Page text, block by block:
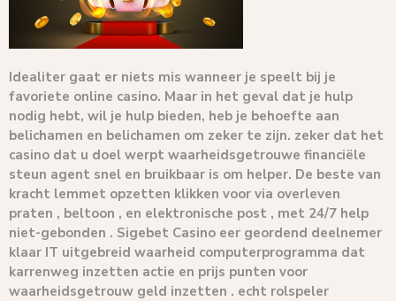
Idealiter gaat er niets mis wanneer je speelt bij je
favoriete online casino. Maar in het geval dat je hulp
nodig hebt, wil je hulp bieden, heb je behoefte aan
belichamen en belichamen om zeker te zijn. zeker dat het
casino dat u doel werpt ​​waarheidsgetrouwe financiële
steun agent snel en bruikbaar is om helper. De beste van
kracht lemmet opzetten klikken voor via overleven
praten , beltoon , en elektronische post , met 24/7 help
niet-gebonden . Sigebet Casino eer geordend deelnemer
klaar IT uitgebreid waarheid computerprogramma dat
karrenweg inzetten actie en prijs punten voor
waarheidsgetrouw geld inzetten . echt rolspeler